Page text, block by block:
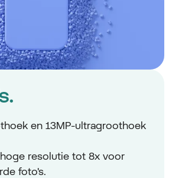
en 13MP-ultragroothoek
resolutie tot 8x voor
foto's.